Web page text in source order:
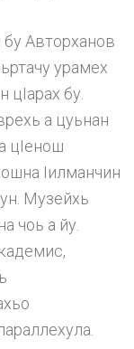
урамех
цIарах бу.
а цуьнан
цIенош
Iилманчин
Музейхь
чоь а йу.